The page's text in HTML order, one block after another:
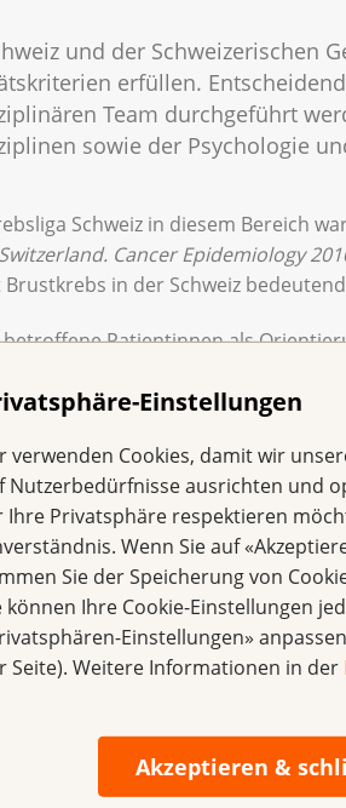
Einstellungen
verwenden Cookies, damit wir
Nutzerbedürfnisse ausrichten und
Ihre Privatsphäre respektieren
Wenn Sie auf
Sie der Speicherung von
können Ihre Cookie-Einstellungen
Einstellungen»
Seite). Weitere Informationen in der
Akzeptieren &
und der Schweizerischen
erfüllen.
Team durchgeführt
sowie der Psychologie
Schweiz in diesem Bereich
Cancer Epidemiology
in der Schweiz
Patientinnen als
in der Behandlung und
kontrolliert wird.
Qualität
und derSchweizerischen
Bedingungen sind zum
Konferenz (= Tumorboard),
sind.
interdisziplinäres Team, dem